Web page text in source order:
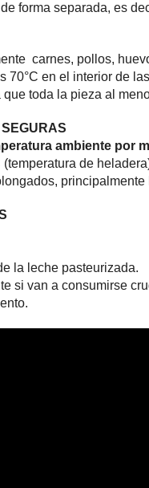
forma separada, es
carnes, pollos,
en el interior de
toda la pieza al
ambiente por
de
la leche pasteurizada.
si van a consumirse